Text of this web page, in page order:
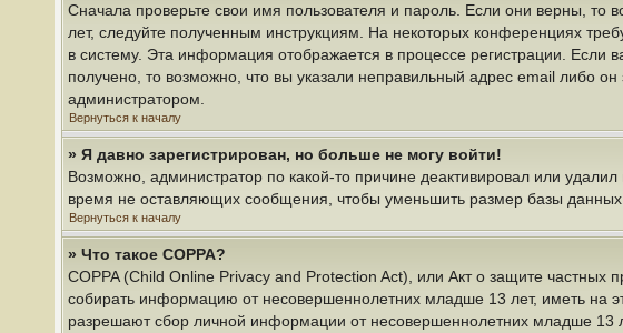
Сначала проверьте свои имя пользователя и пароль. Если они верны, то
лет, следуйте полученным инструкциям. На некоторых конференциях
в систему. Эта информация отображается в процессе регистрации.
получено, то возможно, что вы указали неправильный адрес email либо
администратором.
Вернуться к началу
» Я давно зарегистрирован, но больше не могу войти!
Возможно, администратор по какой-то причине деактивировал или
время не оставляющих сообщения, чтобы уменьшить размер базы данных.
Вернуться к началу
» Что такое COPPA?
COPPA (Child Online Privacy and Protection Act), или Акт о защите частных
собирать информацию от несовершеннолетних младше 13 лет, иметь на
разрешают сбор личной информации от несовершеннолетних младше 13